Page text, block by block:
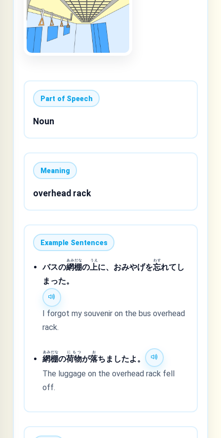
Part of Speech
Noun
Meaning
overhead rack
Example Sentences
バスの網棚
あみだな
の上
うえ
に、おみやげを忘
わす
れてし
まった。
I forgot my souvenir on the bus overhead
rack.
網棚
あみだな
の荷物
にもつ
が落
お
ちましたよ。
The luggage on the overhead rack fell
off.